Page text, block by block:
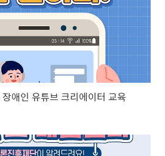
애인 유튜브 크리에이터 교육